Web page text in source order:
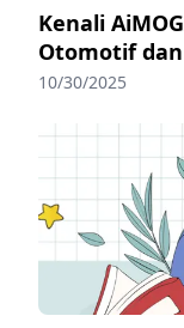
Kenali
Otomotif
10/30/2025